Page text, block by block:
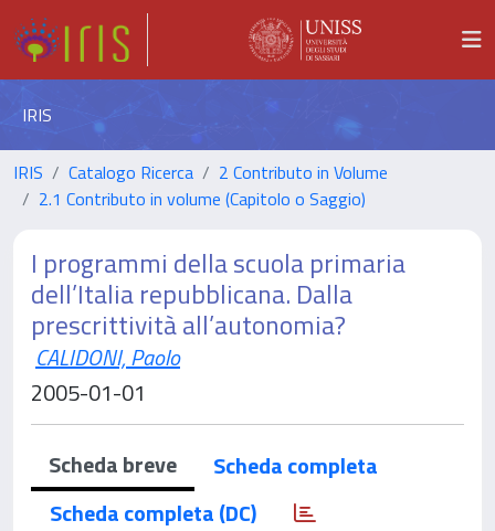
IRIS
IRIS Catalogo Ricerca
2 Contributo in Volume
2.1 Contributo in volume (Capitolo o Saggio)
I programmi della scuola primaria
dell’Italia repubblicana. Dalla
prescrittività all’autonomia?
CALIDONI, Paolo
2005-01-01
Scheda breve
Scheda completa
Scheda completa (DC)